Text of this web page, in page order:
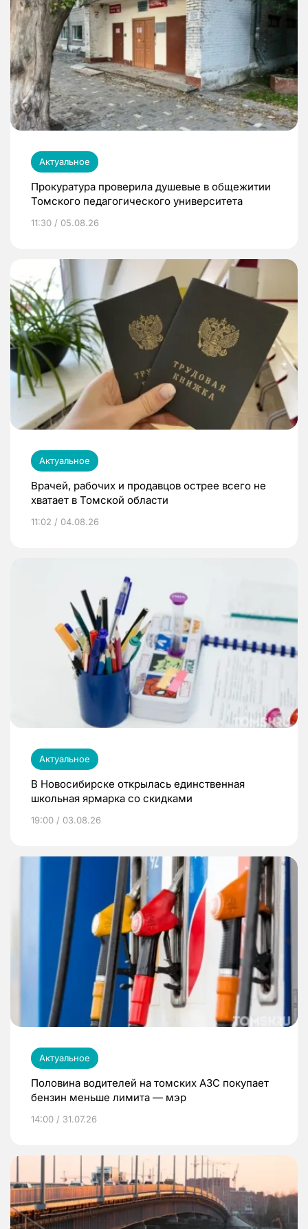
Актуальное
Прокуратура проверила душевые в общежитии
Томского педагогического университета
11:30 / 05.08.26
Актуальное
Врачей, рабочих и продавцов острее всего не
хватает в Томской области
11:02 / 04.08.26
Актуальное
В Новосибирске открылась единственная
школьная ярмарка со скидками
19:00 / 03.08.26
Актуальное
Половина водителей на томских АЗС покупает
бензин меньше лимита — мэр
14:00 / 31.07.26